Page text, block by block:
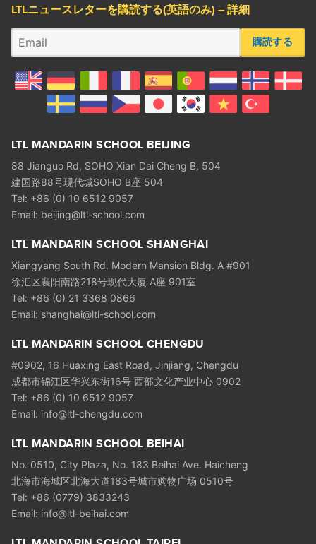
LTLニュースレターを購読する(英語のみ) – 詳細
購読する
LTL MANDARIN SCHOOL BEIJING
88 Jianguo Rd, SOHO Xian Dai Cheng B, 504
建国路88号现代城SOHO B座 504
Tel: +86 (0) 10 6512 9057
Email: beijing@ltl-school.com
LTL MANDARIN SCHOOL SHANGHAI
Xiangyang South Rd. Modern Mansion Bldg. A #901
徐汇区襄阳南路218号现代大厦 A座 901室
Tel: +86 (0) 21 3368 0866
Email: shanghai@ltl-school.com
LTL MANDARIN SCHOOL CHENGDU
#0902, 16 Huaxing East Road, Jinjiang, Chengdu
成都市锦江区华兴东街16号 西部文化产业中心 0902
Tel: +86 (0) 10 6512 9057
Email: info@ltl-chengdu.com
LTL MANDARIN SCHOOL BEIHAI
No. 0510, City Plaza, No. 183 Beihai Ave. Haicheng
北海市海城区北海大道183号城市购物广场 0510号
Tel: +86 (0779) 3833243
Email: info@ltl-beihai.com